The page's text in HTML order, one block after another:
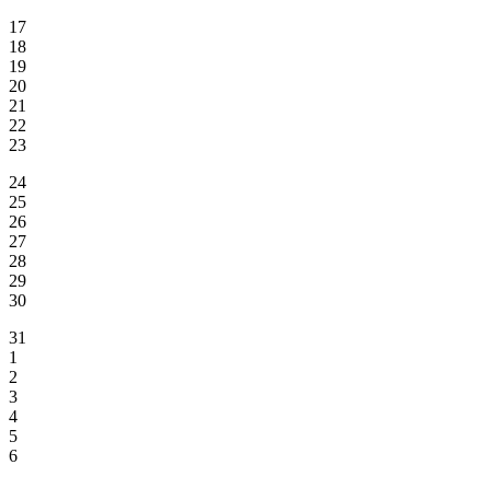
17
18
19
20
21
22
23
24
25
26
27
28
29
30
31
1
2
3
4
5
6